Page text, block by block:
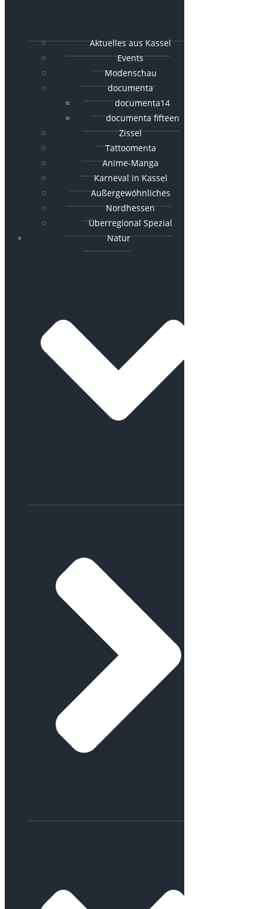
Aktuelles aus Kassel
Events
Modenschau
documenta
documenta14
documenta fifteen
Zissel
Tattoomenta
Anime-Manga
Karneval in Kassel
Außergewöhnliches
Nordhessen
Überregional Spezial
Natur